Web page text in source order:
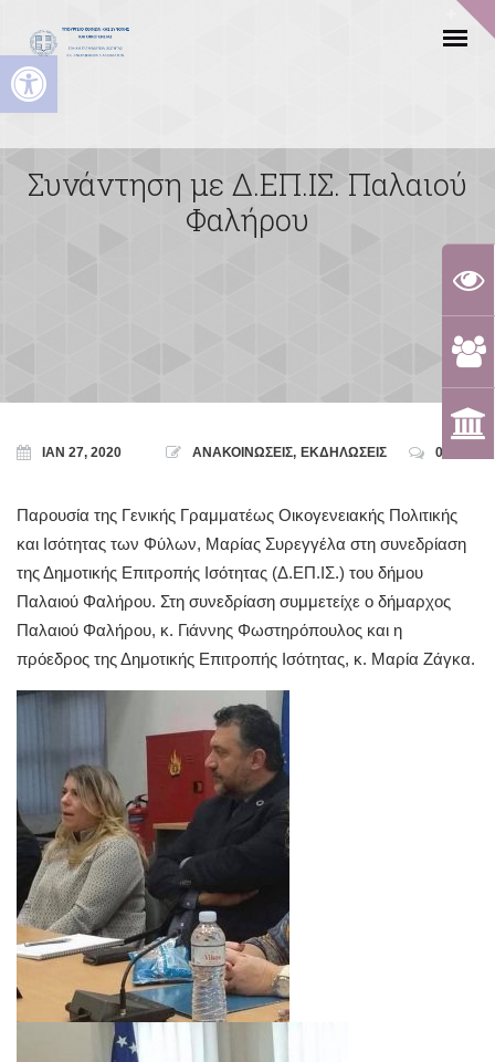
Ανοίξτε τη γραμμή εργαλείων
Συνάντηση με Δ.ΕΠ.ΙΣ. Παλαιού
Φαλήρου
ΙΑΝ 27, 2020 ΑΝΑΚΟΙΝΩΣΕΙΣ, ΕΚΔΗΛΩΣΕΙΣ 0
Παρουσία της Γενικής Γραμματέως Οικογενειακής Πολιτικής
και Ισότητας των Φύλων, Μαρίας Συρεγγέλα στη συνεδρίαση
της Δημοτικής Επιτροπής Ισότητας (Δ.ΕΠ.ΙΣ.) του δήμου
Παλαιού Φαλήρου. Στη συνεδρίαση συμμετείχε ο δήμαρχος
Παλαιού Φαλήρου, κ. Γιάννης Φωστηρόπουλος και η
πρόεδρος της Δημοτικής Επιτροπής Ισότητας, κ. Μαρία Ζάγκα.